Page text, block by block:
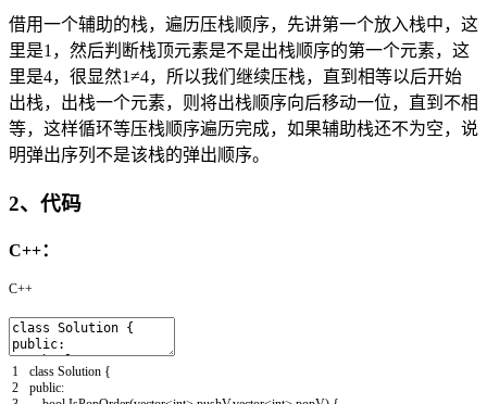
借用一个辅助的栈，遍历压栈顺序，先讲第一个放入栈中，这
里是1，然后判断栈顶元素是不是出栈顺序的第一个元素，这
里是4，很显然1≠4，所以我们继续压栈，直到相等以后开始
出栈，出栈一个元素，则将出栈顺序向后移动一位，直到不相
等，这样循环等压栈顺序遍历完成，如果辅助栈还不为空，说
明弹出序列不是该栈的弹出顺序。
2、代码
C++：
C++
1
2
class Solution {
public: